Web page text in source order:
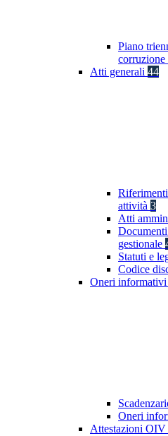
Piano
corruzione
Atti generali 44
attività 3
Atti
gestionale
Statuti e
Codice
Oneri informativi
Oneri
Attestazioni OIV